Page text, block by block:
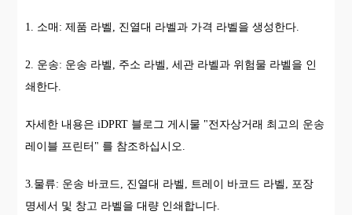
1. 소매: 제품 라벨, 진열대 라벨과 가격 라벨을 생성한다.
2. 운송: 운송 라벨, 주소 라벨, 세관 라벨과 위험물 라벨을 인
쇄한다.
자세한 내용은 iDPRT 블로그 게시물 "전자상거래 최고의 운송
레이블 프린터" 를 참조하십시오.
3.물류: 운송 바코드, 진열대 라벨, 트레이 바코드 라벨, 포장
명세서 및 창고 라벨을 대량 인쇄합니다.